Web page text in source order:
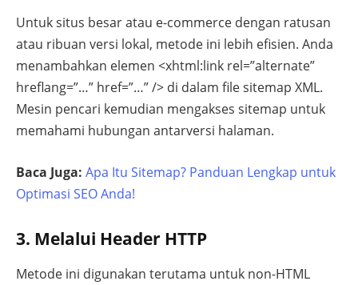
Untuk situs besar atau e-commerce dengan ratusan
atau ribuan versi lokal, metode ini lebih efisien. Anda
menambahkan elemen <xhtml:link rel=”alternate”
hreflang=”…” href=”…” /> di dalam file sitemap XML.
Mesin pencari kemudian mengakses sitemap untuk
memahami hubungan antarversi halaman.
Baca Juga: Apa Itu Sitemap? Panduan Lengkap untuk
Optimasi SEO Anda!
3. Melalui Header HTTP
Metode ini digunakan terutama untuk non-HTML